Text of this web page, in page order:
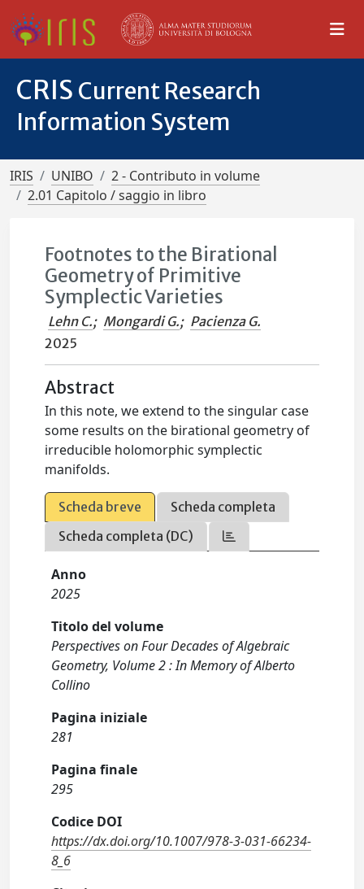
CRIS Current Research
Information System
IRIS UNIBO
2 - Contributo in volume
2.01 Capitolo / saggio in libro
Footnotes to the Birational
Geometry of Primitive
Symplectic Varieties
Lehn C.; Mongardi G.; Pacienza G.
2025
Abstract
In this note, we extend to the singular case
some results on the birational geometry of
irreducible holomorphic symplectic
manifolds.
Scheda breve
Scheda completa
Scheda completa (DC)
Anno
2025
Titolo del volume
Perspectives on Four Decades of Algebraic
Geometry, Volume 2 : In Memory of Alberto
Collino
Pagina iniziale
281
Pagina finale
295
Codice DOI
https://dx.doi.org/10.1007/978-3-031-66234-
8_6